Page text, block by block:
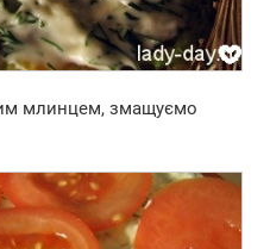
млинцем, змащуємо